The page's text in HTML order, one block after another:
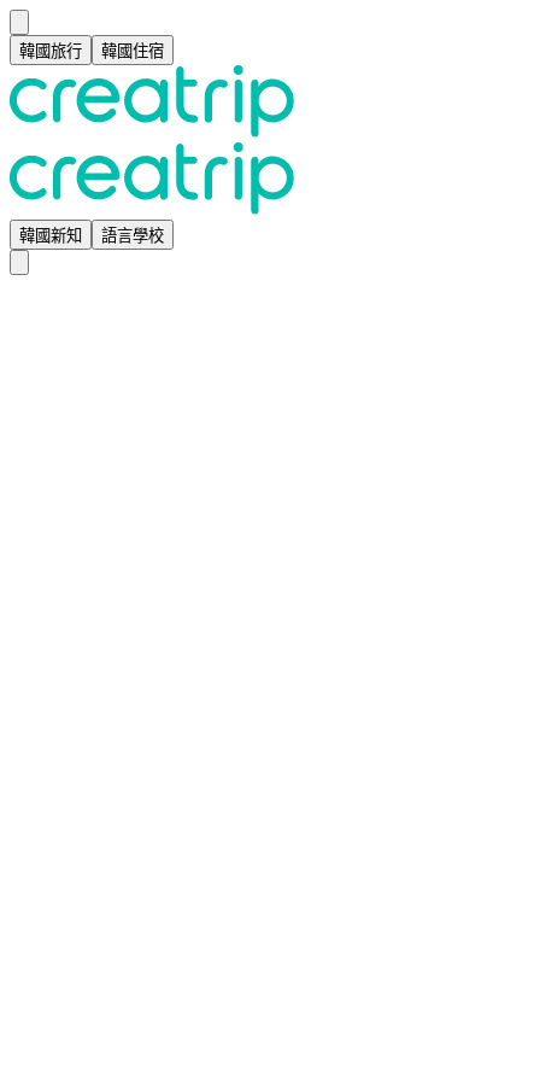
韓國旅行 韓國住宿
韓國新知 語言學校